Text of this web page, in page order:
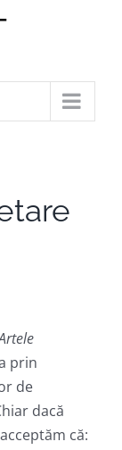
prin
de
dacă
că: